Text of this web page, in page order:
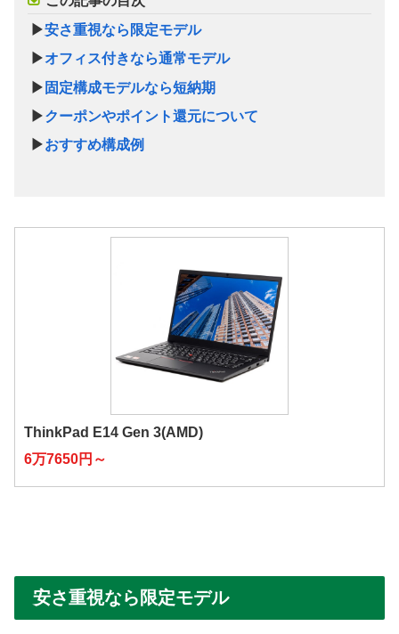
▶安さ重視なら限定モデル
▶オフィス付きなら通常モデル
▶ 固定構成モデルなら短納期
▶クーポンやポイント還元について
▶おすすめ構成例
ThinkPad E14 Gen 3(AMD)
6万7650円～
安さ重視なら限定モデル